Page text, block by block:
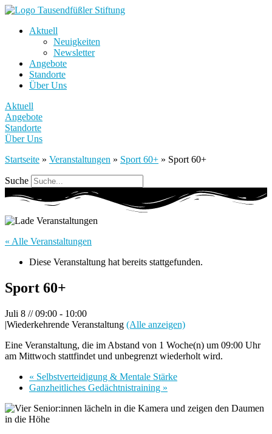
Aktuell
Neuigkeiten
Newsletter
Angebote
Standorte
Über Uns
Aktuell
Angebote
Standorte
Über Uns
Startseite » Veranstaltungen » Sport 60+ » Sport 60+
Suche
« Alle Veranstaltungen
Diese Veranstaltung hat bereits stattgefunden.
Sport 60+
Juli 8 // 09:00 - 10:00
|Wiederkehrende Veranstaltung (Alle anzeigen)
Eine Veranstaltung, die im Abstand von 1 Woche(n) um 09:00 Uhr
am Mittwoch stattfindet und unbegrenzt wiederholt wird.
« Selbstverteidigung & Mentale Stärke
Ganzheitliches Gedächtnistraining »